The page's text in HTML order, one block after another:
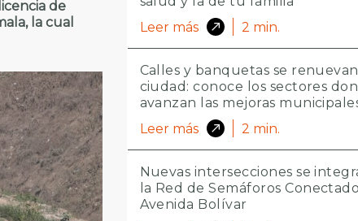
licencia de
la cual
Leer más
2 min.
Calles y banquetas se
ciudad: conoce los sectores
avanzan las mejoras
Leer más
2 min.
Nuevas intersecciones se
la Red de Semáforos
Avenida Bolívar